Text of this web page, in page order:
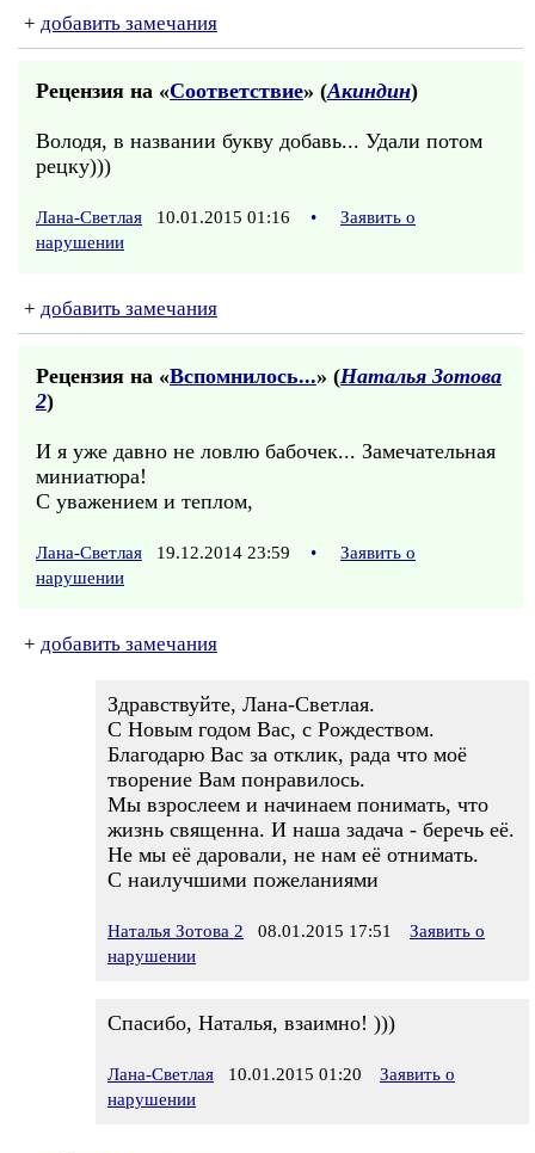
+ добавить замечания
Рецензия на «Соответствие» (Акиндин)
Володя, в названии букву добавь... Удали потом
рецку)))
Лана-Светлая 10.01.2015 01:16 •
Заявить о
нарушении
+ добавить замечания
Рецензия на «Вспомнилось...» (Наталья Зотова
2)
И я уже давно не ловлю бабочек... Замечательная
миниатюра!
С уважением и теплом,
Лана-Светлая 19.12.2014 23:59 •
Заявить о
нарушении
+ добавить замечания
Здравствуйте, Лана-Светлая.
С Новым годом Вас, с Рождеством.
Благодарю Вас за отклик, рада что моё
творение Вам понравилось.
Мы взрослеем и начинаем понимать, что
жизнь священна. И наша задача - беречь её.
Не мы её даровали, не нам её отнимать.
С наилучшими пожеланиями
Наталья Зотова 2 08.01.2015 17:51
Заявить о
нарушении
Спасибо, Наталья, взаимно! )))
Лана-Светлая 10.01.2015 01:20
Заявить о
нарушении